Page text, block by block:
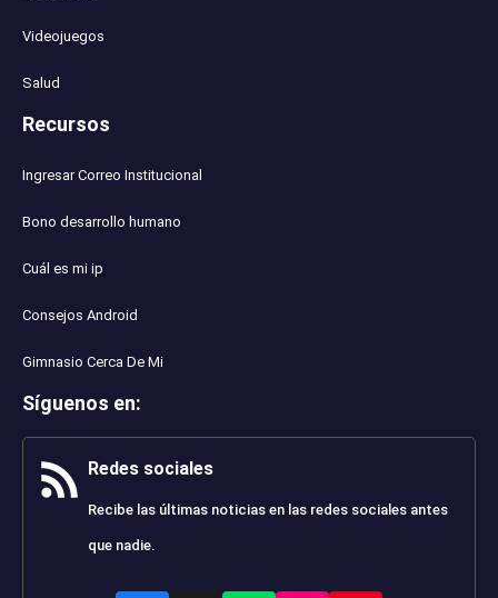
Videojuegos
Salud
Recursos
Ingresar Correo Institucional
Bono desarrollo humano
Cuál es mi ip
Consejos Android
Gimnasio Cerca De Mi
Síguenos en:
Redes sociales
Recibe las últimas noticias en las redes sociales antes
que nadie.